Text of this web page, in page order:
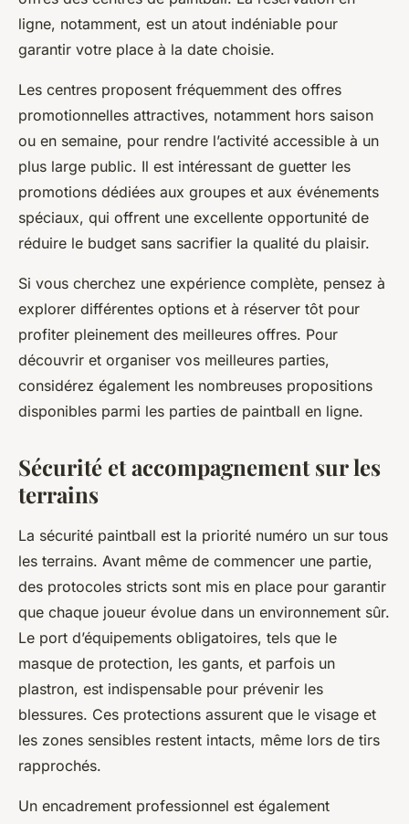
ligne, notamment, est un atout indéniable pour
garantir votre place à la date choisie.
Les centres proposent fréquemment des offres
promotionnelles attractives, notamment hors saison
ou en semaine, pour rendre l’activité accessible à un
plus large public. Il est intéressant de guetter les
promotions dédiées aux groupes et aux événements
spéciaux, qui offrent une excellente opportunité de
réduire le budget sans sacrifier la qualité du plaisir.
Si vous cherchez une expérience complète, pensez à
explorer différentes options et à réserver tôt pour
profiter pleinement des meilleures offres. Pour
découvrir et organiser vos meilleures parties,
considérez également les nombreuses propositions
disponibles parmi les parties de paintball en ligne.
Sécurité et accompagnement sur les
terrains
La sécurité paintball est la priorité numéro un sur tous
les terrains. Avant même de commencer une partie,
des protocoles stricts sont mis en place pour garantir
que chaque joueur évolue dans un environnement sûr.
Le port d’équipements obligatoires, tels que le
masque de protection, les gants, et parfois un
plastron, est indispensable pour prévenir les
blessures. Ces protections assurent que le visage et
les zones sensibles restent intacts, même lors de tirs
rapprochés.
Un encadrement professionnel est également